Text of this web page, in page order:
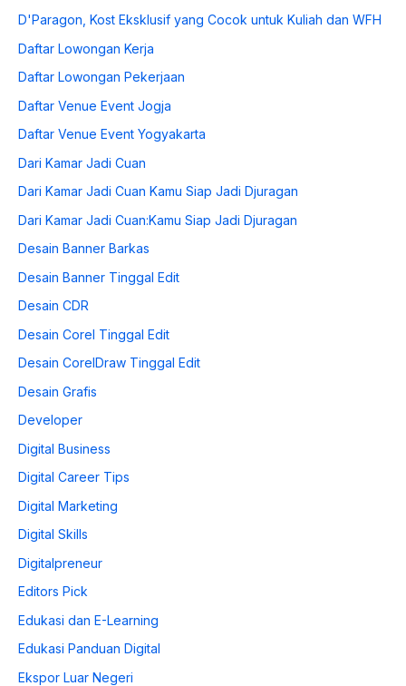
D'Paragon, Kost Eksklusif yang Cocok untuk Kuliah dan WFH
Daftar Lowongan Kerja
Daftar Lowongan Pekerjaan
Daftar Venue Event Jogja
Daftar Venue Event Yogyakarta
Dari Kamar Jadi Cuan
Dari Kamar Jadi Cuan Kamu Siap Jadi Djuragan
Dari Kamar Jadi Cuan:Kamu Siap Jadi Djuragan
Desain Banner Barkas
Desain Banner Tinggal Edit
Desain CDR
Desain Corel Tinggal Edit
Desain CorelDraw Tinggal Edit
Desain Grafis
Developer
Digital Business
Digital Career Tips
Digital Marketing
Digital Skills
Digitalpreneur
Editors Pick
Edukasi dan E-Learning
Edukasi Panduan Digital
Ekspor Luar Negeri